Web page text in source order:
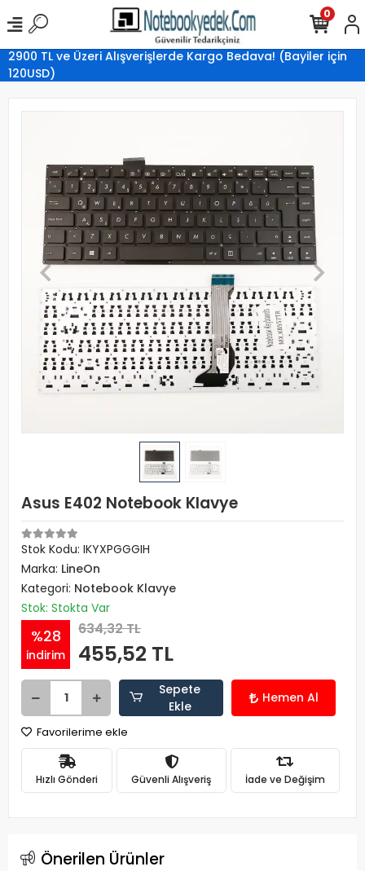
2900 TL ve Üzeri Alışverişlerde Kargo Bedava! (Bayiler için
120USD)
0
Asus E402 Notebook Klavye
Stok Kodu: IKYXPGGGIH
Marka: LineOn
Kategori: Notebook Klavye
Stok: Stokta Var
%28
indirim
634,32 TL
455,52 TL
Sepete
Ekle
Hemen Al
Favorilerime ekle
Hızlı Gönderi Güvenli Alışveriş İade ve Değişim
Önerilen Ürünler